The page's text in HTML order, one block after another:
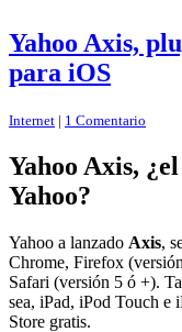
Yahoo Axis,
para iOS
Internet | 1 Comentario
Yahoo Axis,
Yahoo?
Yahoo a lanzado Axis,
Chrome, Firefox
Safari (versión 5 ó +).
sea, iPad, iPod Touch e
Store gratis.